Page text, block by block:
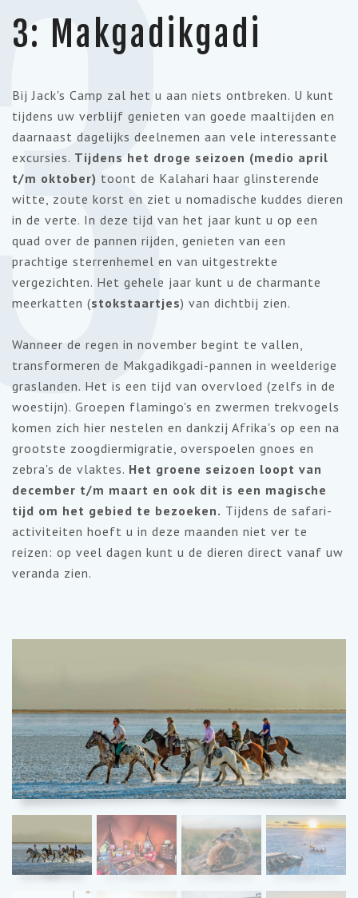
3: Makgadikgadi
Bij Jack's Camp zal het u aan niets ontbreken. U kunt
tijdens uw verblijf genieten van goede maaltijden en
daarnaast dagelijks deelnemen aan vele interessante
excursies. Tijdens het droge seizoen (medio april
t/m oktober) toont de Kalahari haar glinsterende
witte, zoute korst en ziet u nomadische kuddes dieren
in de verte. In deze tijd van het jaar kunt u op een
quad over de pannen rijden, genieten van een
prachtige sterrenhemel en van uitgestrekte
vergezichten. Het gehele jaar kunt u de charmante
meerkatten (stokstaartjes) van dichtbij zien.
Wanneer de regen in november begint te vallen,
transformeren de Makgadikgadi-pannen in weelderige
graslanden. Het is een tijd van overvloed (zelfs in de
woestijn). Groepen flamingo's en zwermen trekvogels
komen zich hier nestelen en dankzij Afrika's op een na
grootste zoogdiermigratie, overspoelen gnoes en
zebra's de vlaktes. Het groene seizoen loopt van
december t/m maart en ook dit is een magische
tijd om het gebied te bezoeken. Tijdens de safari-
activiteiten hoeft u in deze maanden niet ver te
reizen: op veel dagen kunt u de dieren direct vanaf uw
veranda zien.